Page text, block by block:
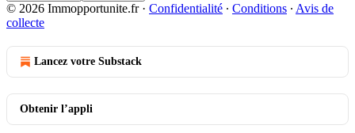
© 2026 Immopportunite.fr· Confidentialité ∙ Conditions ∙ Avis de
collecte
Lancez votre Substack
Obtenir l’appli